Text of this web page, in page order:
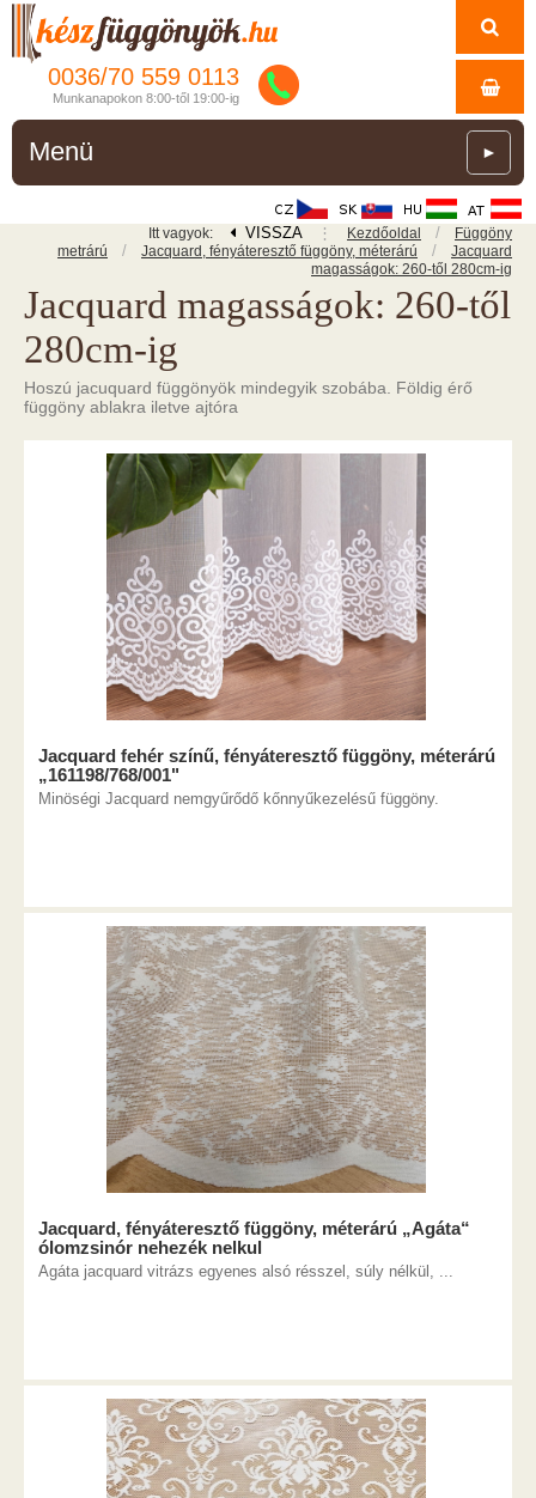
0036/70 559 0113
Munkanapokon 8:00-től 19:00-ig
Menü ►
Itt vagyok: VISSZA ⋮ Kezdőoldal /
Függöny
metrárú
/ Jacquard, fényáteresztő függöny, méterárú /
Jacquard
magasságok: 260-től 280cm-ig
Jacquard magasságok: 260-től
280cm-ig
Hoszú jacuquard függönyök mindegyik szobába. Földig érő
függöny ablakra iletve ajtóra
Jacquard fehér színű, fényáteresztő függöny, méterárú
„161198/768/001"
Minöségi Jacquard nemgyűrődő kőnnyűkezelésű függöny.
Jacquard, fényáteresztő függöny, méterárú „Agáta“
ólomzsinór nehezék nelkul
Agáta jacquard vitrázs egyenes alsó résszel, súly nélkül, ...